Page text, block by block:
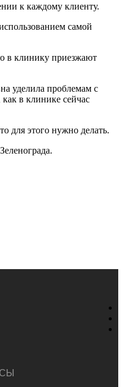
к каждому клиенту.
самой
в клинику приезжают
уделила проблемам с
в клинике сейчас
для этого нужно делать.